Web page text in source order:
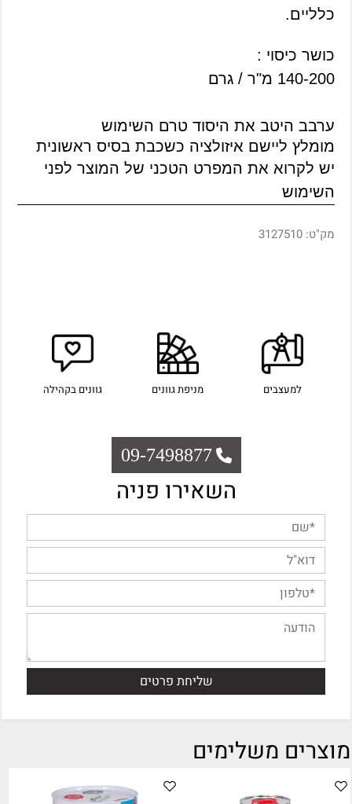
כלליים.
כושר כיסוי :
140-200 מ"ר / גרם
ערבב היטב את היסוד טרם השימוש
מומלץ ליישם איזולציה כשכבת בסיס ראשונית
יש לקרוא את המפרט הטכני של המוצר לפני
השימוש
מק"ט: 3127510
למעצבים מניפת גוונים גוונים בקהילה
09-7498877
השאירו פניה
מוצרים משלימים